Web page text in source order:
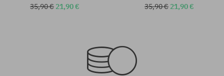
univerzálna veľkosť
35,90 € 21,90 € 35,90 € 21,90 €